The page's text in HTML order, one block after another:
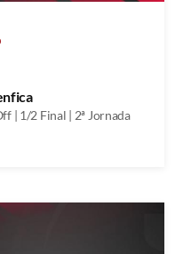
| 1/2 Final | 2ª Jornada